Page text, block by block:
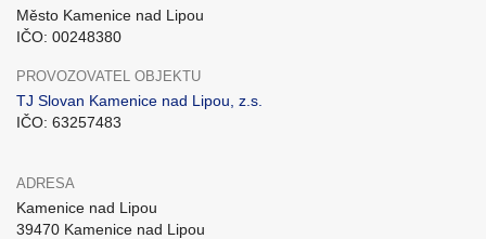
Město Kamenice nad Lipou
IČO: 00248380
PROVOZOVATEL OBJEKTU
TJ Slovan Kamenice nad Lipou, z.s.
IČO: 63257483
ADRESA
Kamenice nad Lipou
39470 Kamenice nad Lipou